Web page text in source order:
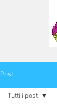
Post
Tutti i post